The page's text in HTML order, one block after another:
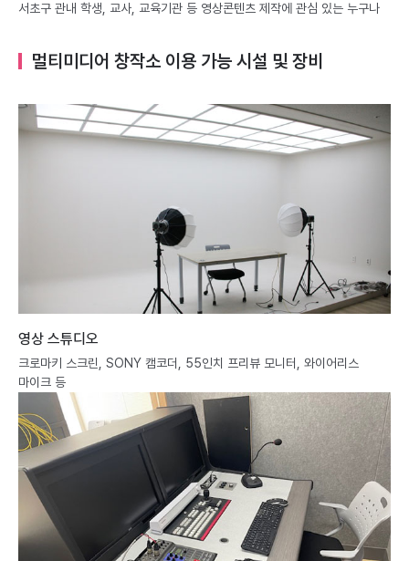
서초구 관내 학생, 교사, 교육기관 등 영상콘텐츠 제작에 관심 있는 누구나
멀티미디어 창작소 이용 가능 시설 및 장비
영상 스튜디오
크로마키 스크린, SONY 캠코더, 55인치 프리뷰 모니터, 와이어리스
마이크 등